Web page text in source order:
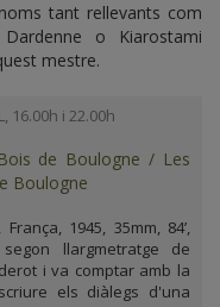
tant rellevants com
o Kiarostami
mestre.
16.00h i 22.00h
de Boulogne / Les
Boulogne
, França, 1945, 35mm, 84’,
llargmetratge de
i va comptar amb la
els diàlegs d'una